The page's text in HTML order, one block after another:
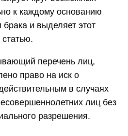
к каждому основанию
брака и выделяет этот
перечень лиц,
право на иск о
в случаях
лиц без
разрешения.